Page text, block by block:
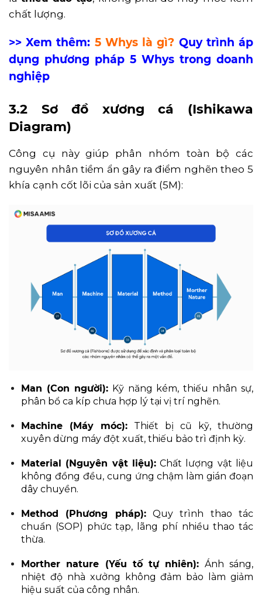
chất lượng.
>> Xem thêm: 5 Whys là gì? Quy trình áp
dụng phương pháp 5 Whys trong doanh
nghiệp
3.2 Sơ đồ xương cá (Ishikawa
Diagram)
Công cụ này giúp phân nhóm toàn bộ các
nguyên nhân tiềm ẩn gây ra điểm nghẽn theo 5
khía cạnh cốt lõi của sản xuất (5M):
Man (Con người):Kỹ năng kém, thiếu nhân sự,
phân bổ ca kíp chưa hợp lý tại vị trí nghẽn.
Machine (Máy móc): Thiết bị cũ kỹ, thường
xuyên dừng máy đột xuất, thiếu bảo trì định kỳ.
Material (Nguyên vật liệu):Chất lượng vật liệu
không đồng đều, cung ứng chậm làm gián đoạn
dây chuyền.
Method (Phương pháp):Quy trình thao tác
chuẩn (SOP) phức tạp, lãng phí nhiều thao tác
thừa.
Morther nature (Yếu tố tự nhiên): Ánh sáng,
nhiệt độ nhà xưởng không đảm bảo làm giảm
hiệu suất của công nhân.